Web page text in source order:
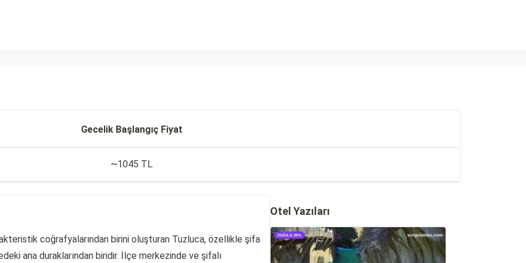
Gecelik Başlangıç Fiyat
~1045 TL
coğrafyalarından birini oluşturan Tuzluca, özellikle şifa
ana duraklarından biridir. İlçe merkezinde ve şifalı
Otel Yazıları